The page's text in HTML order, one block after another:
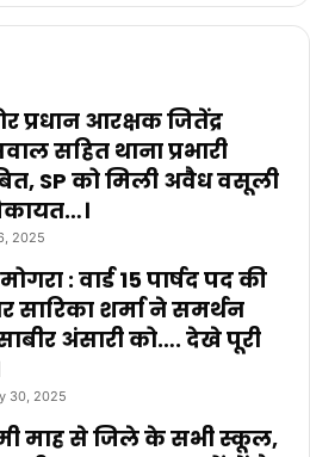
प्रधान आरक्षक जितेंद्र
सहित थाना प्रभारी
SP को मिली अवैध वसूली
2025
: वार्ड 15 पार्षद पद की
सारिका शर्मा ने समर्थन
अंसारी को…. देखे पूरी
30, 2025
माह से जिले के सभी स्कूल,